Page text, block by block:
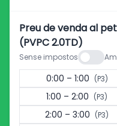
Preu de venda al
(PVPC 2.0TD)
Sense impostos
0:00 – 1:00 (P3)
1:00 – 2:00 (P3)
2:00 – 3:00 (P3)